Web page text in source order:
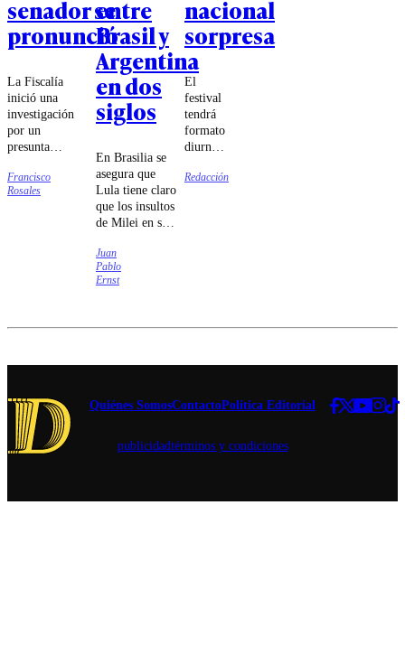
senador se
pronunció
La Fiscalía
inició una
investigación
por un
presunta
intrafamiliar.
Espinoza
Francisco
Rosales
entre
Brasil y
Argentina
en dos
siglos
En Brasilia se
asegura que
Lula tiene claro
que los insultos
de Milei en su
responden a su
intento de
agradar al
Juan
Pablo
Ernst
nacional
sorpresa
El
festival
tendrá
formato
diurno,
nueve
horas.
Redacción
Quiénes SomosContactoPolítica Editorial
publicidadtérminos y condiciones